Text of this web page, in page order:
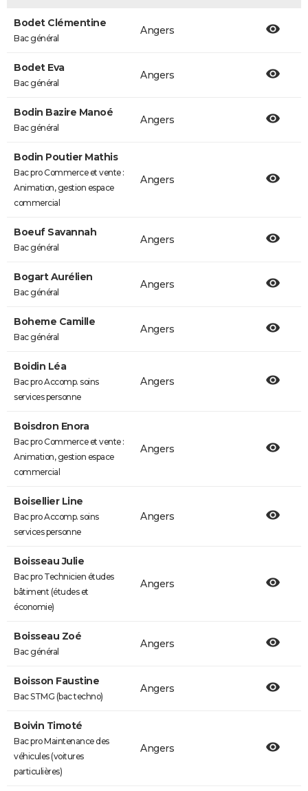
Bodet Clémentine
Bac général
Angers
Bodet Eva
Bac général
Angers
Bodin Bazire Manoé
Bac général
Angers
Bodin Poutier Mathis
Bac pro Commerce et vente :
Animation, gestion espace
commercial
Angers
Boeuf Savannah
Bac général
Angers
Bogart Aurélien
Bac général
Angers
Boheme Camille
Bac général
Angers
Boidin Léa
Bac pro Accomp. soins
services personne
Angers
Boisdron Enora
Bac pro Commerce et vente :
Animation, gestion espace
commercial
Angers
Boisellier Line
Bac pro Accomp. soins
services personne
Angers
Boisseau Julie
Bac pro Technicien études
bâtiment (études et
économie)
Angers
Boisseau Zoé
Bac général
Angers
Boisson Faustine
Bac STMG (bac techno)
Angers
Boivin Timoté
Bac pro Maintenance des
véhicules (voitures
particulières)
Angers